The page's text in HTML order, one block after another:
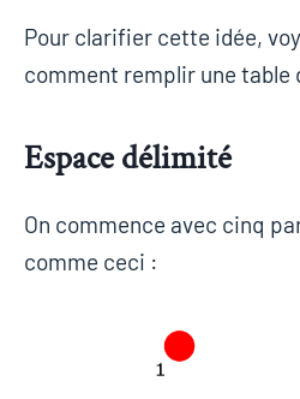
Pour clarifier cette idée,
comment remplir une table
Espace délimité
On commence avec cinq
comme ceci :